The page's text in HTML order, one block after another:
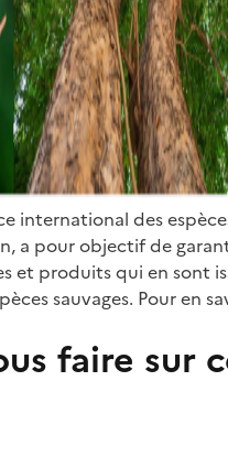
international des
a pour objectif de
et produits qui en sont
sauvages. Pour en
faire sur